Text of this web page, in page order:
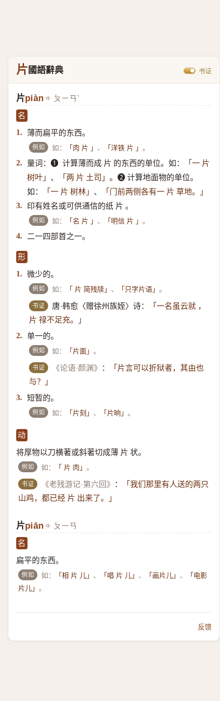
片國語辭典 书证
片piàn ㄆㄧㄢˋ
名
1. 薄而扁平的东西。
例如 如： 「肉 片 」 、 「洋铁 片 」。
2. 量词：➊ ​ 计算薄而成 片 的东西的单位。如：
「一 片
树叶」 、 「两 片 土司」 。➋ ​计算地面物的单位。
如：
「一 片 树林」 、
「门前两侧各有一 片 草地。」
3.
印有姓名或可供通信的纸 片 。
例如 如： 「名 片 」 、 「明信 片 」。
4. 二一四部首之一。
形
1. 微少的。
例如 如： 「 片 简残牍」 、 「只字片语」。
书证 唐·韩愈〈赠徐州族姪〉诗：
「一名虽云就 ，
片 禄不足充。」
2. 单一的。
例如 如： 「片面」。
书证 《论语·颜渊》 ：
「片言可以折狱者，其由也
与？」
3. 短暂的。
例如 如： 「片刻」 、 「片晌」。
动
将厚物以刀横著或斜著切成薄 片 状。
例如 如： 「 片 肉」。
书证 《老残游记·第六回》 ：
「我们那里有人送的两只
山鸡，都已经 片 出来了。」
片piān ㄆㄧㄢ
名
扁平的东西。
例如 如： 「相 片 儿」 、 「唱 片 儿」 、 「画片儿」 、
「电影
片儿」 。
反馈